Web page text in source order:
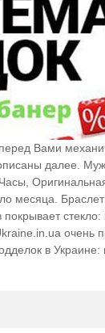
Вами
далее.
месяца.
в